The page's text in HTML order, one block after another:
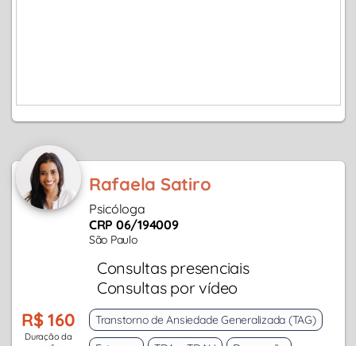
Rafaela Satiro
Psicóloga
CRP 06/194009
São Paulo
Consultas presenciais
Consultas por vídeo
R$ 160
Duração da
Transtorno de Ansiedade Generalizada (TAG)